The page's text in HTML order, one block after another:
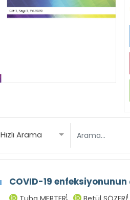
Hızlı Arama
COVID-19
1 1